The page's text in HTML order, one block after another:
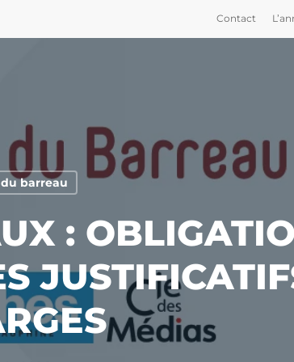
Contact
du barreau
: